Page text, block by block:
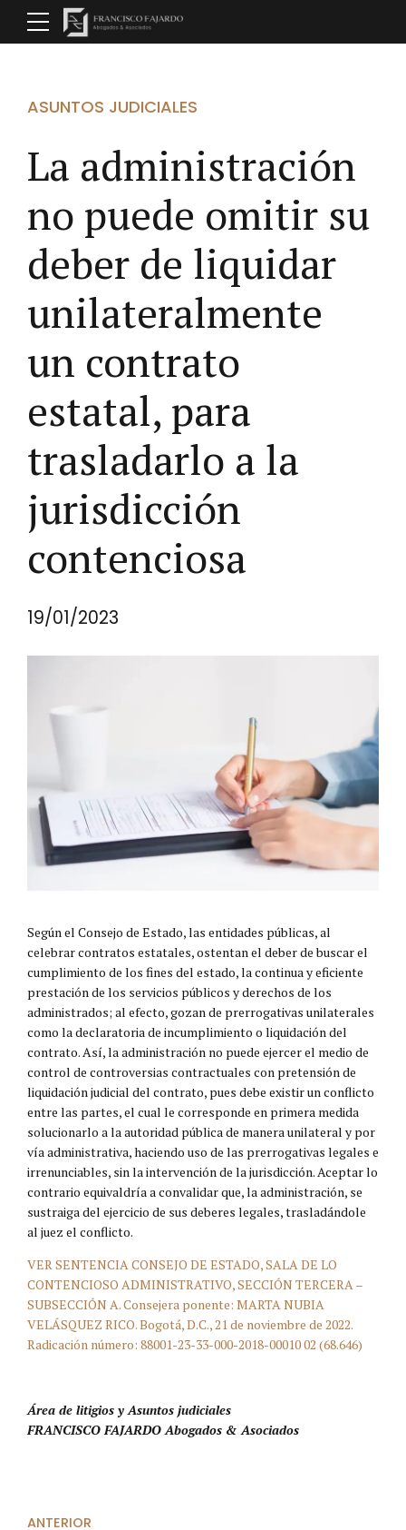
ASUNTOS JUDICIALES
La administración
no puede omitir su
deber de liquidar
unilateralmente
un contrato
estatal, para
trasladarlo a la
jurisdicción
contenciosa
19/01/2023
Según el Consejo de Estado, las entidades públicas, al
celebrar contratos estatales, ostentan el deber de buscar el
cumplimiento de los fines del estado, la continua y eficiente
prestación de los servicios públicos y derechos de los
administrados; al efecto, gozan de prerrogativas unilaterales
como la declaratoria de incumplimiento o liquidación del
contrato. Así, la administración no puede ejercer el medio de
control de controversias contractuales con pretensión de
liquidación judicial del contrato, pues debe existir un conflicto
entre las partes, el cual le corresponde en primera medida
solucionarlo a la autoridad pública de manera unilateral y por
vía administrativa, haciendo uso de las prerrogativas legales e
irrenunciables, sin la intervención de la jurisdicción. Aceptar lo
contrario equivaldría a convalidar que, la administración, se
sustraiga del ejercicio de sus deberes legales, trasladándole
al juez el conflicto.
VER SENTENCIA CONSEJO DE ESTADO, SALA DE LO
CONTENCIOSO ADMINISTRATIVO, SECCIÓN TERCERA –
SUBSECCIÓN A. Consejera ponente: MARTA NUBIA
VELÁSQUEZ RICO. Bogotá, D.C., 21 de noviembre de 2022.
Radicación número: 88001-23-33-000-2018-00010 02 (68.646)
Área de litigios y Asuntos judiciales
FRANCISCO FAJARDO Abogados & Asociados
ANTERIOR